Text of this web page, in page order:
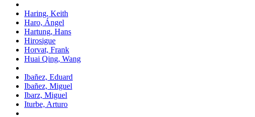
Haring, Keith
Haro, Ángel
Hartung, Hans
Hirosigue
Horvat, Frank
Huai Qing, Wang
Ibañez, Eduard
Ibañez, Miguel
Ibarz, Miguel
Iturbe, Arturo